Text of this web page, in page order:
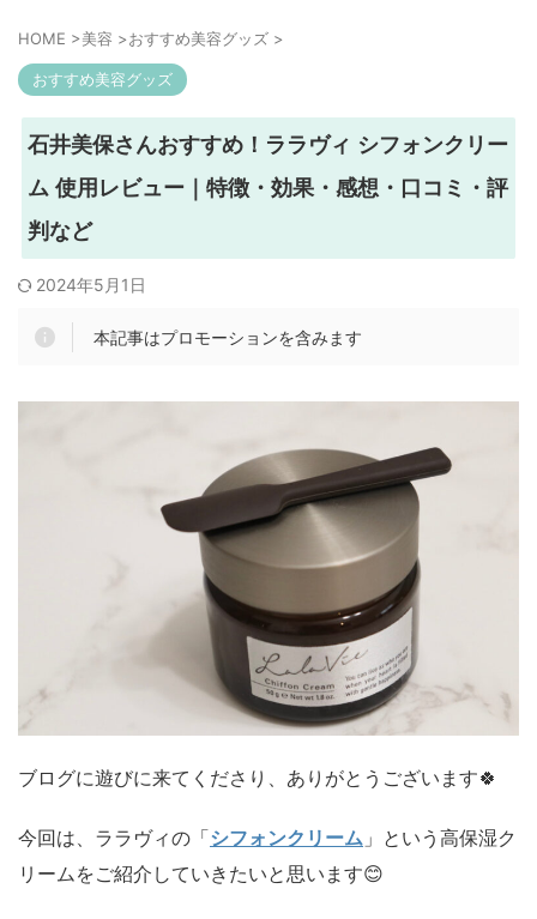
HOME >美容 >おすすめ美容グッズ >
おすすめ美容グッズ
石井美保さんおすすめ！ララヴィ シフォンクリー
ム 使用レビュー｜特徴・効果・感想・口コミ・評
判など
2024年5月1日
本記事はプロモーションを含みます
ブログに遊びに来てくださり、ありがとうございます🍀
今回は、ララヴィの「シフォンクリーム 」 という高保湿ク
リームをご紹介していきたいと思います😊